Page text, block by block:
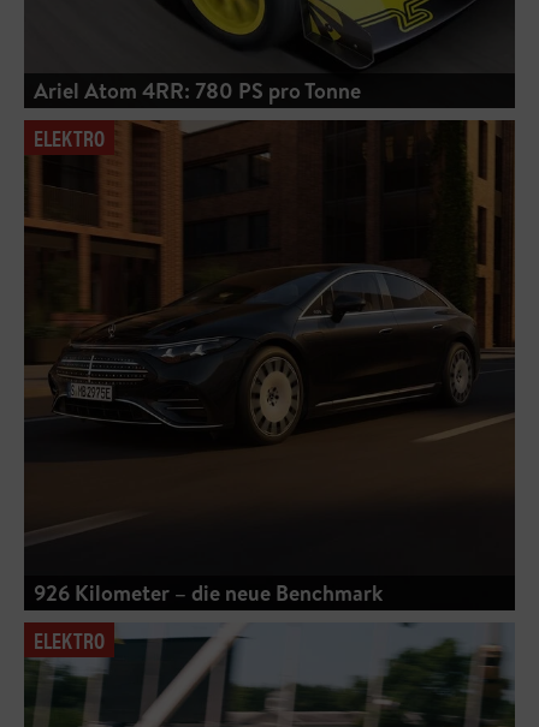
Ariel Atom 4RR: 780 PS pro Tonne
ELEKTRO
926 Kilometer – die neue Benchmark
ELEKTRO